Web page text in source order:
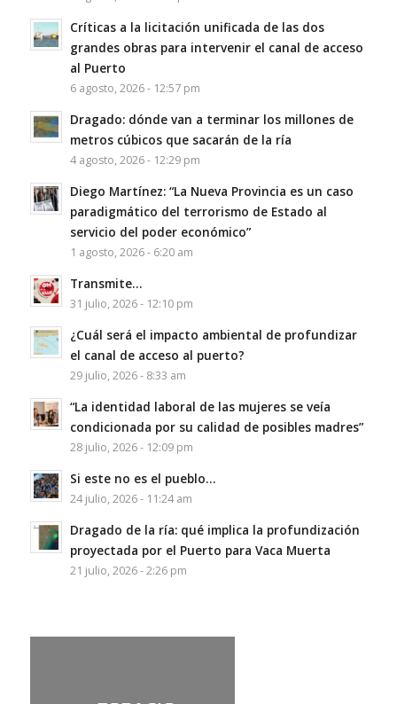
Críticas a la licitación unificada de las dos
grandes obras para intervenir el canal de acceso
al Puerto
6 agosto, 2026 - 12:57 pm
Dragado: dónde van a terminar los millones de
metros cúbicos que sacarán de la ría
4 agosto, 2026 - 12:29 pm
Diego Martínez: “La Nueva Provincia es un caso
paradigmático del terrorismo de Estado al
servicio del poder económico”
1 agosto, 2026 - 6:20 am
Transmite…
31 julio, 2026 - 12:10 pm
¿Cuál será el impacto ambiental de profundizar
el canal de acceso al puerto?
29 julio, 2026 - 8:33 am
“La identidad laboral de las mujeres se veía
condicionada por su calidad de posibles madres”
28 julio, 2026 - 12:09 pm
Si este no es el pueblo…
24 julio, 2026 - 11:24 am
Dragado de la ría: qué implica la profundización
proyectada por el Puerto para Vaca Muerta
21 julio, 2026 - 2:26 pm